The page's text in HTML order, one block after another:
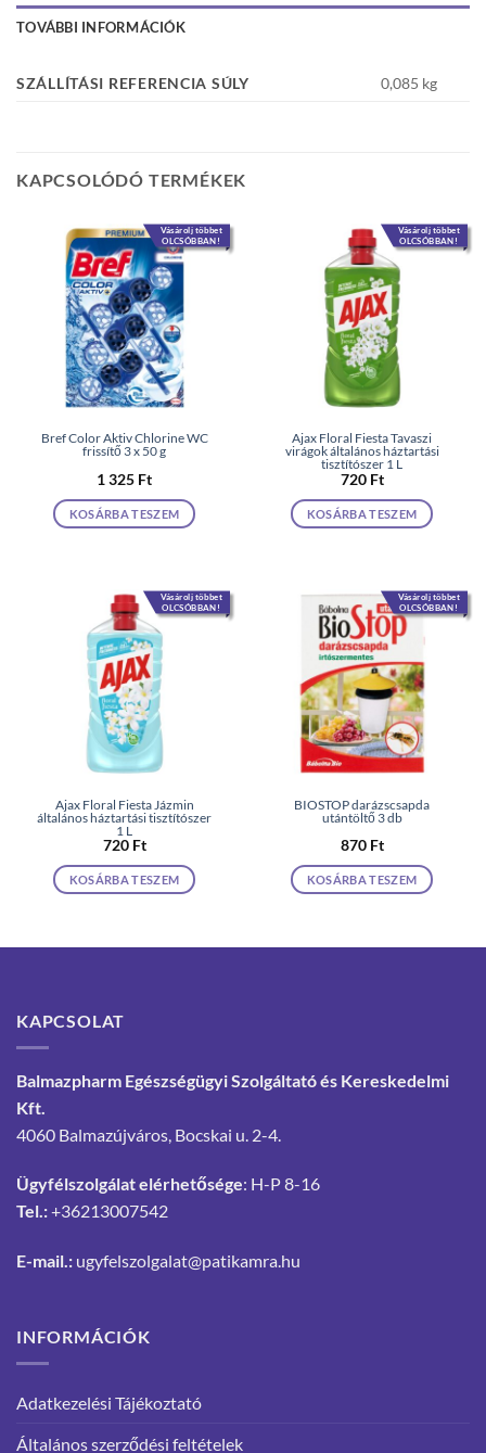
TOVÁBBI INFORMÁCIÓK
SZÁLLÍTÁSI REFERENCIA SÚLY 0,085 kg
KAPCSOLÓDÓ TERMÉKEK
Vásárolj többet
OLCSÓBBAN!
Bref Color Aktiv Chlorine WC
frissítő 3 x 50 g
1 325 Ft
KOSÁRBA TESZEM
Vásárolj többet
OLCSÓBBAN!
Ajax Floral Fiesta Tavaszi
virágok általános háztartási
tisztítószer 1 L
720 Ft
KOSÁRBA TESZEM
Vásárolj többet
OLCSÓBBAN!
Ajax Floral Fiesta Jázmin
általános háztartási tisztítószer
1 L
720 Ft
KOSÁRBA TESZEM
Vásárolj többet
OLCSÓBBAN!
BIOSTOP darázscsapda
utántöltő 3 db
870 Ft
KOSÁRBA TESZEM
KAPCSOLAT
Balmazpharm Egészségügyi Szolgáltató és Kereskedelmi
Kft.
4060 Balmazújváros, Bocskai u. 2-4.
Ügyfélszolgálat elérhetősége: H-P 8-16
Tel.:+36213007542
E-mail.: ugyfelszolgalat@patikamra.hu
INFORMÁCIÓK
Adatkezelési Tájékoztató
Általános szerződési feltételek